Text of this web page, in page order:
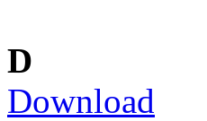
D
Download